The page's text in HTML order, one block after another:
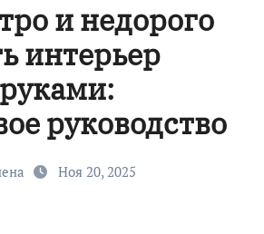
и недорого
интерьер
руководство
Ноя 20, 2025